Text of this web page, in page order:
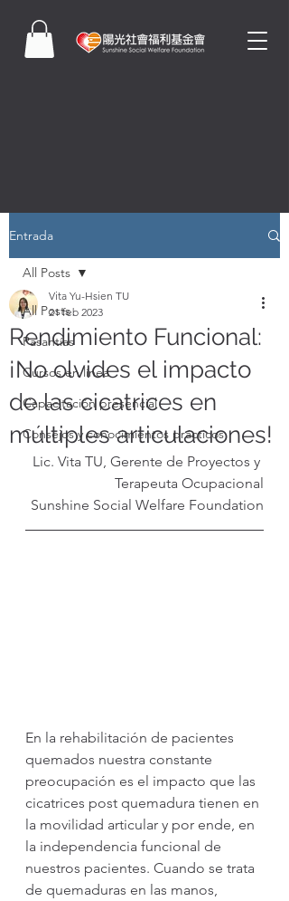
Entrada
All Posts
Pasantías
Cursos en línea
Capacitación presencial
Consejos y conocimientos prácticos
All Posts
Rendimiento Funcional:
¡No olvides el impacto
de las cicatrices en
múltiples articulaciones!
Vita Yu-Hsien TU
21 feb 2023
Lic. Vita TU, Gerente de Proyectos y
Terapeuta Ocupacional
Sunshine Social Welfare Foundation
En la rehabilitación de pacientes
quemados nuestra constante
preocupación es el impacto que las
cicatrices post quemadura tienen en
la movilidad articular y por ende, en
la independencia funcional de
nuestros pacientes. Cuando se trata
de quemaduras en las manos,